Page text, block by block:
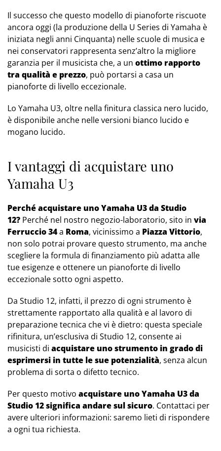
Il successo che questo modello di pianoforte riscuote
ancora oggi (la produzione della U Series di Yamaha è
iniziata negli anni Cinquanta) nelle scuole di musica e
nei conservatori rappresenta senz’altro la migliore
garanzia per il musicista che, a un ottimo rapporto
tra qualità e prezzo, può portarsi a casa un
pianoforte di livello eccezionale.
Lo Yamaha U3, oltre nella finitura classica nero lucido,
è disponibile anche nelle versioni bianco lucido e
mogano lucido.
I vantaggi di acquistare uno
Yamaha U3
Perché acquistare uno Yamaha U3 da Studio
12? Perché nel nostro negozio-laboratorio, sito in via
Ferruccio 34a Roma, vicinissimo a Piazza Vittorio,
non solo potrai provare questo strumento, ma anche
scegliere la formula di finanziamento più adatta alle
tue esigenze e ottenere un pianoforte di livello
eccezionale sotto ogni aspetto.
Da Studio 12, infatti, il prezzo di ogni strumento è
strettamente rapportato alla qualità e al lavoro di
preparazione tecnica che vi è dietro: questa speciale
rifinitura, un’esclusiva di Studio 12, consente ai
musicisti di acquistare uno strumento in grado di
esprimersi in tutte le sue potenzialità, senza alcun
problema di sorta o difetto tecnico.
Per questo motivo acquistare uno Yamaha U3 da
Studio 12 significa andare sul sicuro. Contattaci per
avere ulteriori informazioni: saremo lieti di rispondere
a ogni tua richiesta.